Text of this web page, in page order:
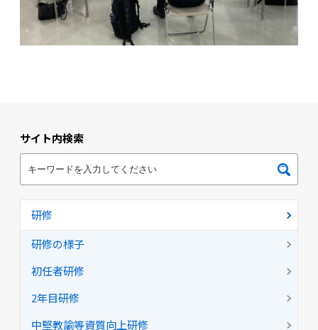
サイト内検索
研修
研修の様子
初任者研修
2年目研修
中堅教諭等資質向上研修